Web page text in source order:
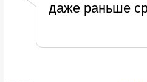
даже раньше